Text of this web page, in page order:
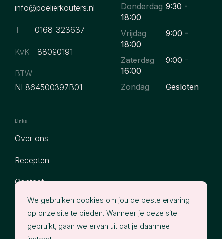
info@poelierkouters.nl
T 0168-323637
KvK 88090191
BTW
NL864500397B01
Donderdag 9:30 -
18:00
Vrijdag
9:00 -
18:00
Zaterdag
9:00 -
16:00
Zondag
Gesloten
Links
Over ons
Recepten
Contact
Assortiment
Privacy
We gebruiken cookies om jou de beste ervaring
op onze site te bieden. Wanneer je deze site
gebruikt, gaan we ervan uit dat je daarmee